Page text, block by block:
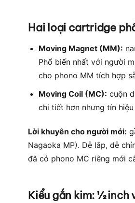
Hai loại cartridge
Moving Magnet (MM):
Phổ biến nhất với người
cho phono MM tích hợp
Moving Coil (MC): cuộn
chi tiết hơn nhưng tín
Lời khuyên cho người mới:
Nagaoka MP). Dễ lắp, dễ
đã có phono MC riêng mới
Kiểu gắn kim: ½ inch